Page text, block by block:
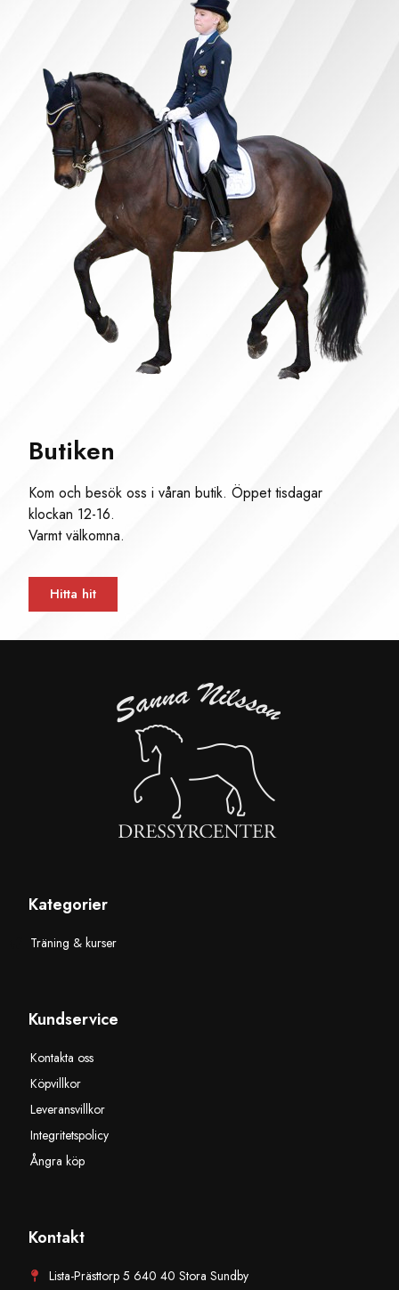
Butiken
Kom och besök oss i våran butik. Öppet tisdagar
klockan 12-16.
Varmt välkomna.
Hitta hit
Kategorier
Träning & kurser
Kundservice
Kontakta oss
Köpvillkor
Leveransvillkor
Integritetspolicy
Ångra köp
Kontakt
Lista-Prästtorp 5 640 40 Stora Sundby